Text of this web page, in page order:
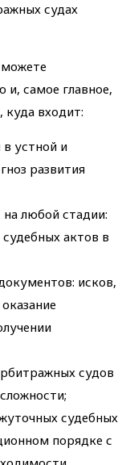
судах
и, самое главное,
входит:
в устной и
развития
любой стадии:
актов в
исков,
судов
судебных
порядке с